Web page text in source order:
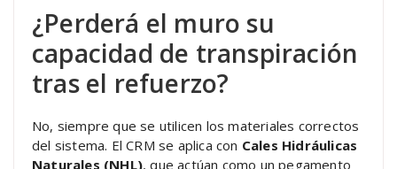
¿Perderá el muro su
capacidad de transpiración
tras el refuerzo?
No, siempre que se utilicen los materiales correctos
del sistema. El CRM se aplica con Cales Hidráulicas
Naturales (NHL), que actúan como un pegamento